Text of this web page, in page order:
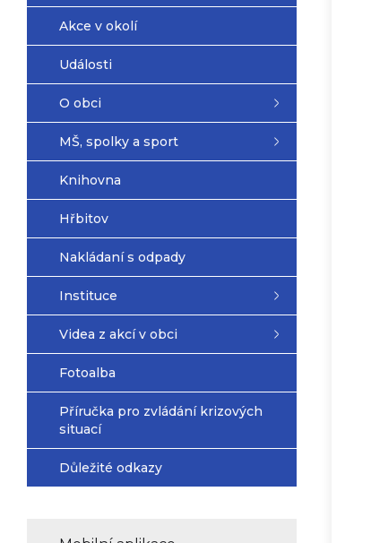
Akce v okolí
Události
O obci
MŠ, spolky a sport
Knihovna
Hřbitov
Nakládaní s odpady
Instituce
Videa z akcí v obci
Fotoalba
Příručka pro zvládání krizových
situací
Důležité odkazy